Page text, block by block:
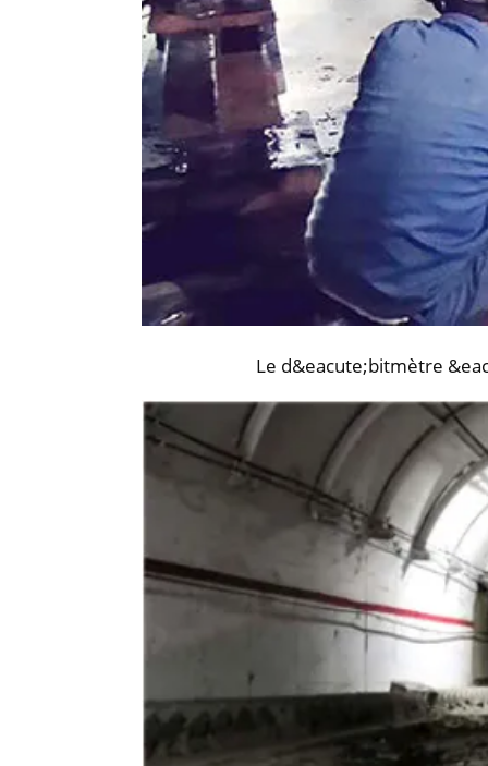
Le d&eacute;bitmètre